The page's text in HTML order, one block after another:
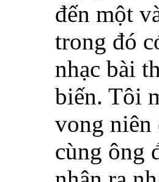
đến một
trong đó
nhạc bài
biến. Tôi
vong niên
cùng ông